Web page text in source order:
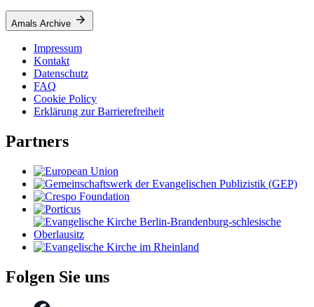
Amals Archive
Impressum
Kontakt
Datenschutz
FAQ
Cookie Policy
Erklärung zur Barrierefreiheit
Partners
Folgen Sie uns